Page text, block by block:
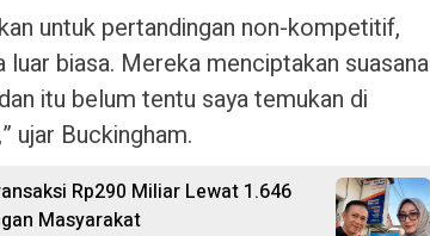
untuk pertandingan non-kompetitif,
biasa. Mereka menciptakan suasana
itu belum tentu saya temukan di
ujar Buckingham.
Rp290 Miliar Lewat 1.646
Masyarakat